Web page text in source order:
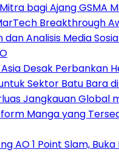
bagi Ajang GSMA
Breakthrough
Analisis Media
Desak Perbankan
Sektor Batu Bara di
Jangkauan Global
Manga yang
AO 1 Point Slam,